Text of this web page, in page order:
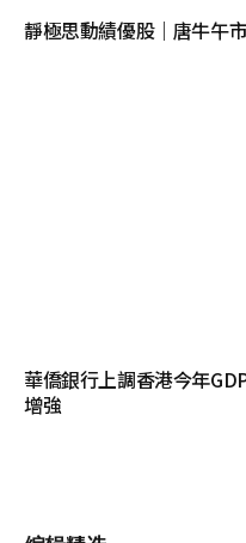
靜極思動績優股｜唐牛午
華僑銀行上調香港今年
增強